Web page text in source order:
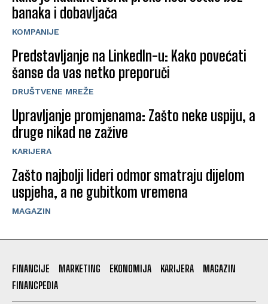
banaka i dobavljača
KOMPANIJE
Predstavljanje na LinkedIn-u: Kako povećati
šanse da vas netko preporuči
DRUŠTVENE MREŽE
Upravljanje promjenama: Zašto neke uspiju, a
druge nikad ne zažive
KARIJERA
Zašto najbolji lideri odmor smatraju dijelom
uspjeha, a ne gubitkom vremena
MAGAZIN
FINANCIJE MARKETING EKONOMIJA KARIJERA
MAGAZIN
FINANCPEDIA